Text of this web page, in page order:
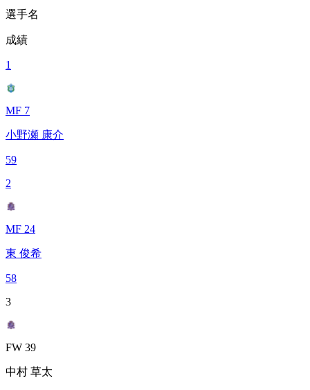
選手名
成績
1
MF 7
小野瀬 康介
59
2
MF 24
東 俊希
58
3
FW 39
中村 草太